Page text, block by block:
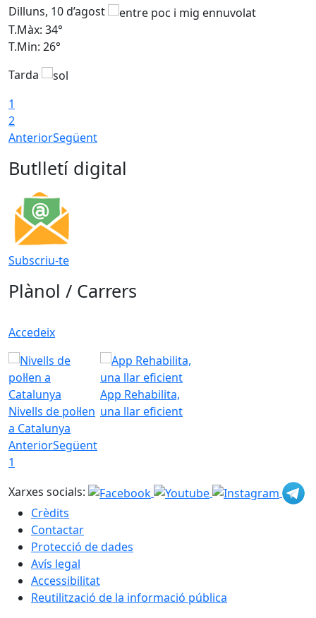
Dilluns, 10 d’agost
T.Màx: 34°
T.Min: 26°
Tarda
1
2
AnteriorSegüent
Butlletí digital
Subscriu-te
Plànol / Carrers
Accedeix
Nivells de pol·len
a Catalunya
App Rehabilita,
una llar eficient
AnteriorSegüent
1
Xarxes socials:
Crèdits
Contactar
Protecció de dades
Avís legal
Accessibilitat
Reutilització de la informació pública